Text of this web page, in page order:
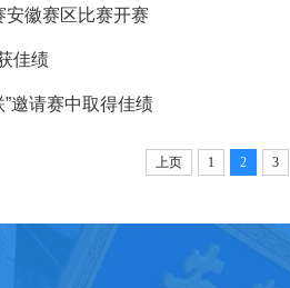
安徽赛区比赛开赛
佳绩
邀请赛中取得佳绩
上页 1 2 3